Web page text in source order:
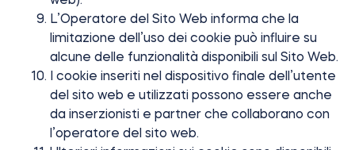
L’Operatore del Sito Web informa che la
limitazione dell’uso dei cookie può influire su
alcune delle funzionalità disponibili sul Sito Web.
I cookie inseriti nel dispositivo finale dell’utente
del sito web e utilizzati possono essere anche
da inserzionisti e partner che collaborano con
l’operatore del sito web.